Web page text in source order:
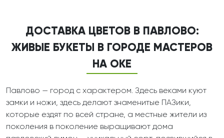
ДОСТАВКА ЦВЕТОВ В ПАВЛОВО:
ЖИВЫЕ БУКЕТЫ В ГОРОДЕ МАСТЕРОВ
НА ОКЕ
Павлово — город с характером. Здесь веками куют
замки и ножи, здесь делают знаменитые ПАЗики,
которые ездят по всей стране, а местные жители из
поколения в поколение выращивают дома